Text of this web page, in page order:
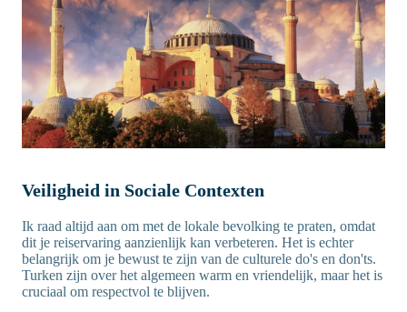
Veiligheid in Sociale Contexten
Ik raad altijd aan om met de lokale bevolking te praten, omdat
dit je reiservaring aanzienlijk kan verbeteren. Het is echter
belangrijk om je bewust te zijn van de culturele do's en don'ts.
Turken zijn over het algemeen warm en vriendelijk, maar het is
cruciaal om respectvol te blijven.